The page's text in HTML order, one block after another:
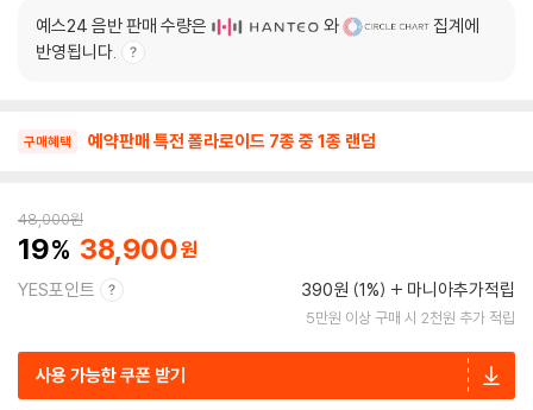
예스24 음반 판매 수량은 와
집계에
반영됩니다.
구매혜택 예약판매 특전 폴라로이드 7종 중 1종 랜덤
48,000원
19 38,900
YES포인트 390원 (1%) 마니아추가적립
5만원 이상 구매 시 2천원 추가 적립
사용 가능한 쿠폰 받기